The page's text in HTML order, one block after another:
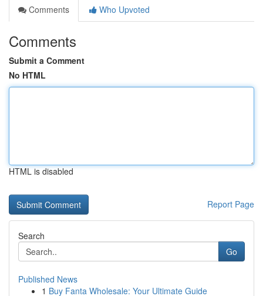
Comments
Who Upvoted
Comments
Submit a Comment
No HTML
HTML is disabled
Report Page
Search
Go
Published News
1 Buy Fanta Wholesale: Your Ultimate Guide